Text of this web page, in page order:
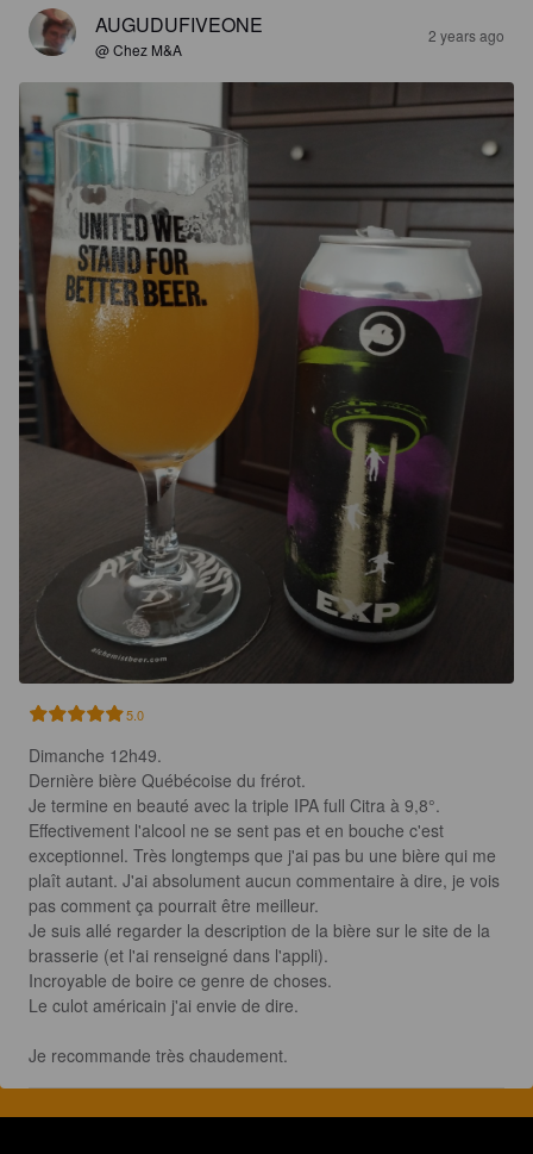
AUGUDUFIVEONE
@ Chez M&A
2 years ago
5.0
Dimanche 12h49.
Dernière bière Québécoise du frérot.
Je termine en beauté avec la triple IPA full Citra à 9,8°.
Effectivement l'alcool ne se sent pas et en bouche c'est
exceptionnel. Très longtemps que j'ai pas bu une bière qui me
plaît autant. J'ai absolument aucun commentaire à dire, je vois
pas comment ça pourrait être meilleur.
Je suis allé regarder la description de la bière sur le site de la
brasserie (et l'ai renseigné dans l'appli).
Incroyable de boire ce genre de choses.
Le culot américain j'ai envie de dire.
Je recommande très chaudement.